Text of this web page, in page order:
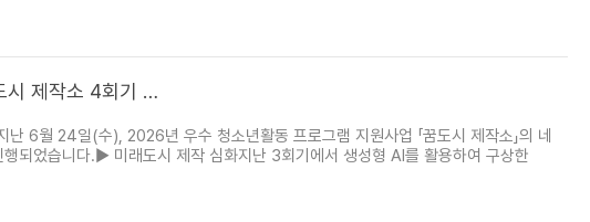
시 제작소 4회기 …
6월 24일(수), 2026년 우수 청소년활동 프로그램 지원사업 「꿈도시 제작소」의 네
되었습니다.▶ 미래도시 제작 심화지난 3회기에서 생성형 AI를 활용하여 구상한